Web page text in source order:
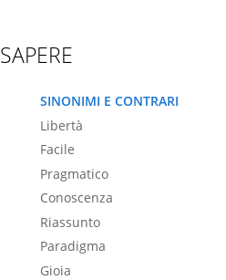
SAPERE
SINONIMI E CONTRARI
Libertà
Facile
Pragmatico
Conoscenza
Riassunto
Paradigma
Gioia